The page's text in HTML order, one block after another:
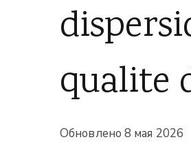
qualite
Обновлено 8 мая 2026